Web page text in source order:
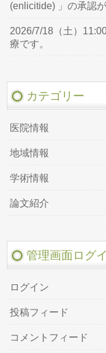
(enlicitide) 」の承認
2026/7/18（土）
療です。
カテゴリー
医院情報
地域情報
学術情報
論文紹介
管理画面ログ
ログイン
投稿フィード
コメントフィード